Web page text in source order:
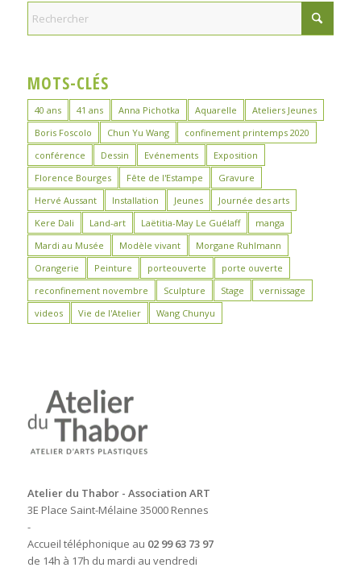
MOTS-CLÉS
40 ans 41 ans Anna Pichotka Aquarelle
Ateliers Jeunes
Boris Foscolo
Chun Yu Wang
confinement printemps 2020
conférence
Dessin Evénements
Exposition
Florence Bourges
Fête de l'Estampe
Gravure
Hervé Aussant
Installation Jeunes
Journée des arts
Kere Dali
Land-art Laëtitia-May Le Guélaff
manga
Mardi au Musée
Modèle vivant
Morgane Ruhlmann
Orangerie
Peinture porteouverte
porte ouverte
reconfinement novembre
Sculpture Stage
vernissage
videos
Vie de l'Atelier Wang Chunyu
Atelier du Thabor - Association ART
3E Place Saint-Mélaine 35000 Rennes
-
Accueil téléphonique au 02 99 63 73 97
de 14h à 17h du mardi au vendredi